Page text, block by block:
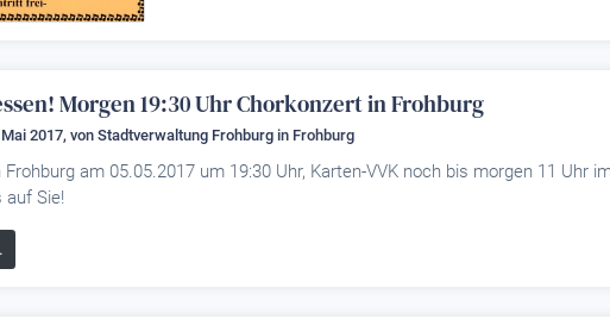
Morgen 19:30 Uhr Chorkonzert in Frohburg
2017, vonStadtverwaltung Frohburg in Frohburg
Frohburg am 05.05.2017 um 19:30 Uhr, Karten-VVK noch bis morgen 11 Uhr
auf Sie!